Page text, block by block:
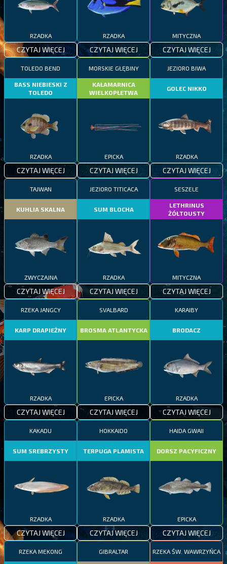
RZADKA
CZYTAJ WIĘCEJ
RZADKA
CZYTAJ WIĘCEJ
MITYCZNA
CZYTAJ WIĘCEJ
TOLEDO BEND
BASS NIEBIESKI Z
TOLEDO
RZADKA
CZYTAJ WIĘCEJ
MORSKIE GŁĘBINY
KAŁAMARNICA
WIELKOPŁETWA
EPICKA
CZYTAJ WIĘCEJ
JEZIORO BIWA
GOLEC NIKKO
RZADKA
CZYTAJ WIĘCEJ
TAJWAN
KUHLIA SKALNA
ZWYCZAJNA
CZYTAJ WIĘCEJ
JEZIORO TITICACA
SUM BLOCHA
RZADKA
CZYTAJ WIĘCEJ
SESZELE
LETHRINUS
ŻÓŁTOUSTY
MITYCZNA
CZYTAJ WIĘCEJ
RZEKA JANGCY
KARP DRAPIEŻNY
RZADKA
CZYTAJ WIĘCEJ
SVALBARD
BROSMA ATLANTYCKA
EPICKA
CZYTAJ WIĘCEJ
KARAIBY
BRODACZ
RZADKA
CZYTAJ WIĘCEJ
KAKADU
SUM SREBRZYSTY
RZADKA
CZYTAJ WIĘCEJ
HOKKAIDO
TERPUGA PLAMISTA
RZADKA
CZYTAJ WIĘCEJ
HAIDA GWAII
DORSZ PACYFICZNY
EPICKA
CZYTAJ WIĘCEJ
RZEKA MEKONG GIBRALTAR RZEKA ŚW. WAWRZYŃCA